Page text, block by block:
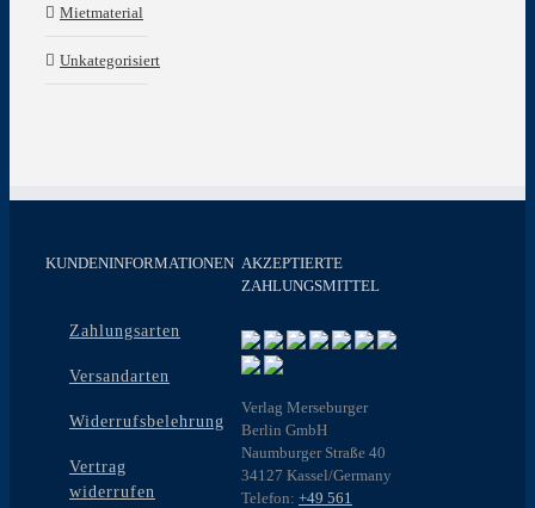
Mietmaterial
Unkategorisiert
KUNDENINFORMATIONEN
Zahlungsarten
Versandarten
Widerrufsbelehrung
Vertrag
widerrufen
AKZEPTIERTE
ZAHLUNGSMITTEL
Verlag Merseburger
Berlin GmbH
Naumburger Straße 40
34127 Kassel/Germany
Telefon: +49 561